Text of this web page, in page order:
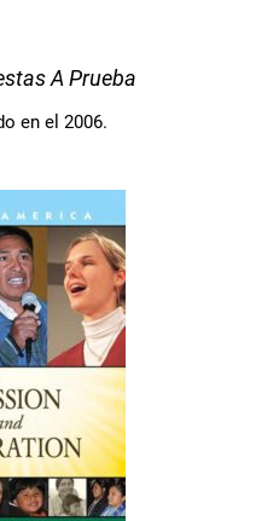
A Prueba
en el 2006.